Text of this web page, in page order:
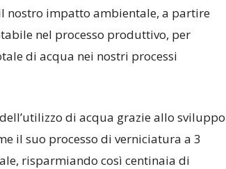
nostro impatto ambientale, a partire
nel processo produttivo, per
di acqua nei nostri processi
di acqua grazie allo sviluppo
il suo processo di verniciatura a 3
risparmiando così centinaia di